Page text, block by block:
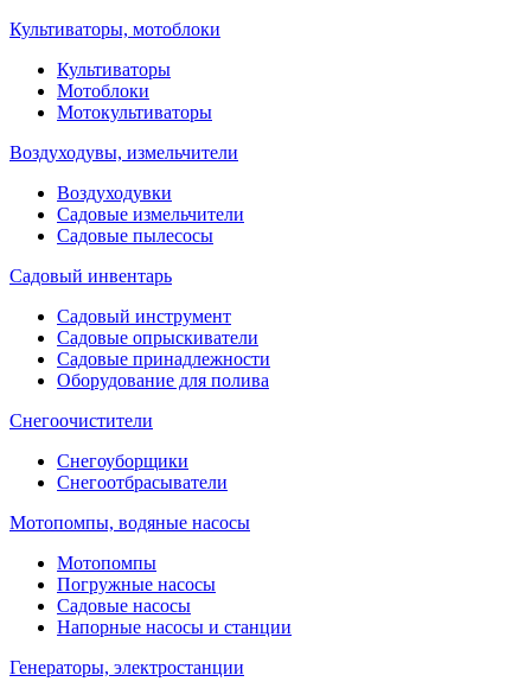
Культиваторы, мотоблоки
Культиваторы
Мотоблоки
Мотокультиваторы
Воздуходувы, измельчители
Воздуходувки
Садовые измельчители
Садовые пылесосы
Садовый инвентарь
Садовый инструмент
Садовые опрыскиватели
Садовые принадлежности
Оборудование для полива
Снегоочистители
Снегоуборщики
Снегоотбрасыватели
Мотопомпы, водяные насосы
Мотопомпы
Погружные насосы
Садовые насосы
Напорные насосы и станции
Генераторы, электростанции